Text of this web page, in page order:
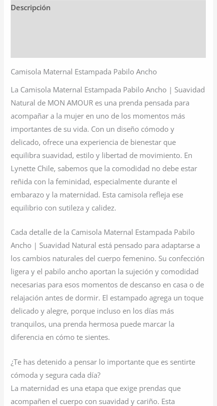
Descripción
Camisola Maternal Estampada Pabilo Ancho
La Camisola Maternal Estampada Pabilo Ancho | Suavidad
Natural de MON AMOUR es una prenda pensada para
acompañar a la mujer en uno de los momentos más
importantes de su vida. Con un diseño cómodo y
delicado, ofrece una experiencia de bienestar que
equilibra suavidad, estilo y libertad de movimiento. En
Lynette Chile, sabemos que la comodidad no debe estar
reñida con la feminidad, especialmente durante el
embarazo y la maternidad. Esta camisola refleja ese
equilibrio con sutileza y calidez.
Cada detalle de la Camisola Maternal Estampada Pabilo
Ancho | Suavidad Natural está pensado para adaptarse a
los cambios naturales del cuerpo femenino. Su confección
ligera y el pabilo ancho aportan la sujeción y comodidad
necesarias para esos momentos de descanso en casa o de
relajación antes de dormir. El estampado agrega un toque
delicado y alegre, porque incluso en los días más
tranquilos, una prenda hermosa puede marcar la
diferencia en cómo te sientes.
¿Te has detenido a pensar lo importante que es sentirte
cómoda y segura cada día?
La maternidad es una etapa que exige prendas que
acompañen el cuerpo con suavidad y cariño. Esta